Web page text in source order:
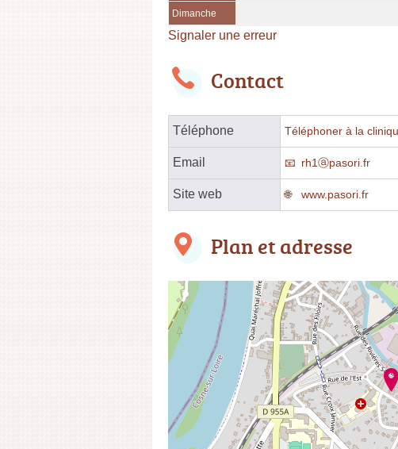
Dimanche
Signaler une erreur
Contact
Téléphone Téléphoner à la
Email rh1ⓐpasori.fr
Site web www.pasori.fr
Plan et adresse